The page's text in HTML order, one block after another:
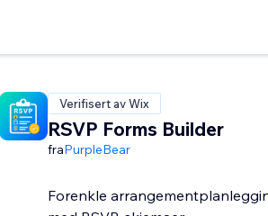
Verifisert av Wix
RSVP Forms Builder
fraPurpleBear
Forenkle